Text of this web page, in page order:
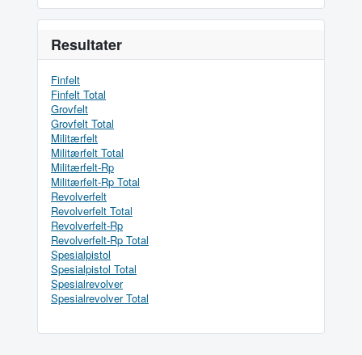
Resultater
Finfelt
Finfelt Total
Grovfelt
Grovfelt Total
Militærfelt
Militærfelt Total
Militærfelt-Rp
Militærfelt-Rp Total
Revolverfelt
Revolverfelt Total
Revolverfelt-Rp
Revolverfelt-Rp Total
Spesialpistol
Spesialpistol Total
Spesialrevolver
Spesialrevolver Total